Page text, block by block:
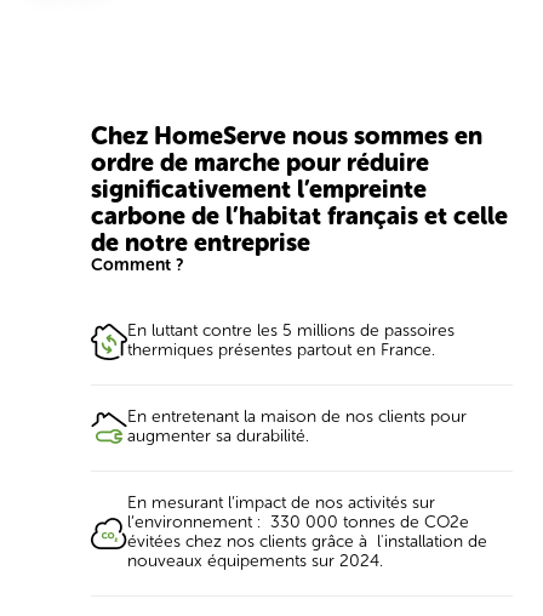
Chez HomeServe nous sommes en
ordre de marche pour réduire
significativement l’empreinte
carbone de l’habitat français et celle
de notre entreprise
Comment ?
En luttant contre les 5 millions de passoires
thermiques présentes partout en France.
En entretenant la maison de nos clients pour
augmenter sa durabilité.
En mesurant l’impact de nos activités sur
l’environnement : 330 000 tonnes de CO2e
évitées chez nos clients grâce à l'installation de
nouveaux équipements sur 2024.